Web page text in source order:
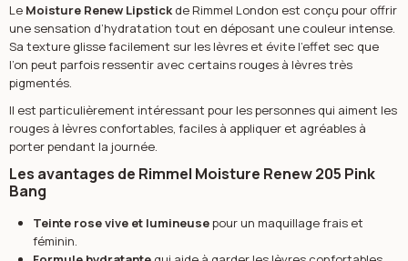
Le Moisture Renew Lipstickde Rimmel London est conçu pour offrir
une sensation d’hydratation tout en déposant une couleur intense.
Sa texture glisse facilement sur les lèvres et évite l’effet sec que
l’on peut parfois ressentir avec certains rouges à lèvres très
pigmentés.
Il est particulièrement intéressant pour les personnes qui aiment les
rouges à lèvres confortables, faciles à appliquer et agréables à
porter pendant la journée.
Les avantages de Rimmel Moisture Renew 205 Pink
Bang
Teinte rose vive et lumineusepour un maquillage frais et
féminin.